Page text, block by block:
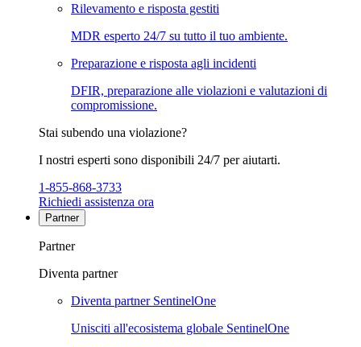
Rilevamento e risposta gestiti
MDR esperto 24/7 su tutto il tuo ambiente.
Preparazione e risposta agli incidenti
DFIR, preparazione alle violazioni e valutazioni di
compromissione.
Stai subendo una violazione?
I nostri esperti sono disponibili 24/7 per aiutarti.
1-855-868-3733
Richiedi assistenza ora
Partner
Partner
Diventa partner
Diventa partner SentinelOne
Unisciti all'ecosistema globale SentinelOne